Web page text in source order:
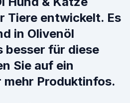
Tiere entwickelt. Es
in Olivenöl
besser für diese
Sie auf ein
Produktinfos.